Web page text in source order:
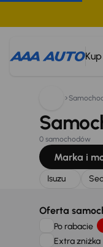
Kup
Szukam:
0 samochodów
Marka i
Isuzu
Oferta
Po rabacie
Extra zniżka